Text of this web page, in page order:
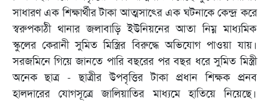
সাধারণ এক শিক্ষার্থীর টাকা আত্মসাৎের এক ঘটনাকে কেন্দ্র করে
স্বরুপকাঠী থানার জলাবাড়ি ইউনিয়নের আতা নিম্ন মাধ্যমিক
স্কুলের কেরানী সুমিত মিস্ত্রির বিরুদ্ধে অভিযোগ পাওয়া যায়।
সরজমিনে গিয়ে জানতে পারি বছরের পর বছর ধরে সুমিত মিস্ত্রী
অনেক ছাত্র - ছাত্রীর উপবৃত্তির টাকা প্রধান শিক্ষক প্রনব
হালদারের যোগসূত্রে জালিয়াতির মাধ্যমে হাতিয়ে নিয়েছে।